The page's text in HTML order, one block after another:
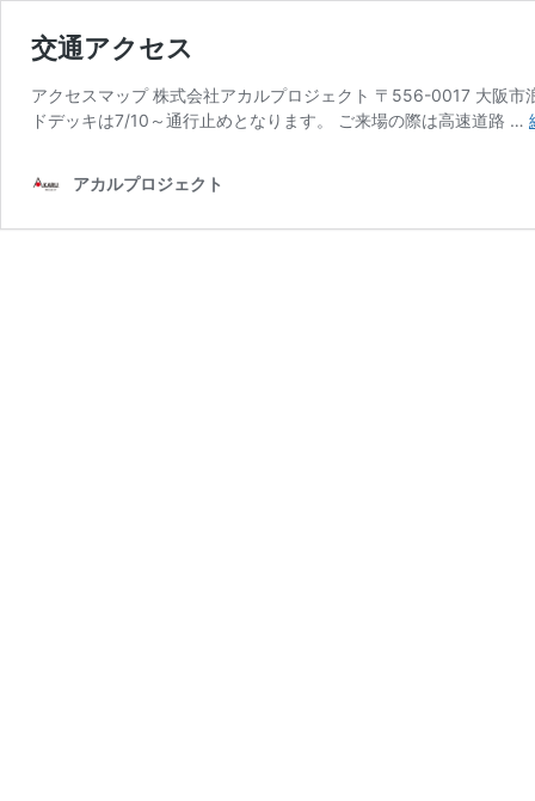
交通アクセス
アクセスマップ 株式会社アカルプロジェクト 〒556-0017 大阪
ドデッキは7/10～通行止めとなります。 ご来場の際は高速道路 …
アカルプロジェクト